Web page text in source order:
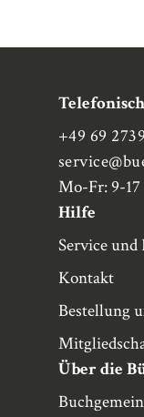
+49 69
service
Mo-Fr: 9-
Hilfe
Service und
Kontakt
Bestellung
Über die